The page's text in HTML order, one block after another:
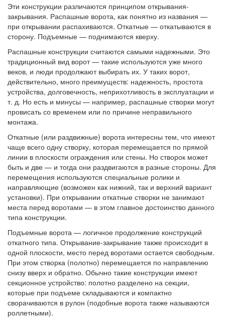
Эти конструкции различаются принципом открывания-
закрывания. Распашные ворота, как понятно из названия —
при открывании распахиваются. Откатные — откатываются в
сторону. Подъемные — поднимаются кверху.
Распашные конструкции считаются самыми надежными. Это
традиционный вид ворот — такие используются уже много
веков, и люди продолжают выбирать их. У таких ворот,
действительно, много преимуществ: надежность, простота
устройства, долговечность, неприхотливость в эксплуатации и
т. д. Но есть и минусы — например, распашные створки могут
провисать со временем или по причине неправильного
монтажа.
Откатные (или раздвижные) ворота интересны тем, что имеют
чаще всего одну створку, которая перемещается по прямой
линии в плоскости ограждения или стены. Но створок может
быть и две — и тогда они раздвигаются в разные стороны. Для
перемещения используются специальные ролики и
направляющие (возможен как нижний, так и верхний вариант
установки). При открывании откатные створки не занимают
места перед воротами — в этом главное достоинство данного
типа конструкции.
Подъемные ворота — логичное продолжение конструкций
откатного типа. Открывание-закрывание также происходит в
одной плоскости, место перед воротами остается свободным.
При этом створка (полотно) перемещается по направлению
снизу вверх и обратно. Обычно такие конструкции имеют
секционное устройство: полотно разделено на секции,
которые при подъеме складываются и компактно
сворачиваются в рулон (подобные ворота также называются
роллетными).